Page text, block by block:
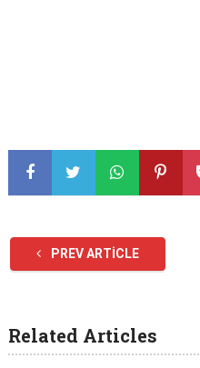
PREV ARTICLE
Related Articles